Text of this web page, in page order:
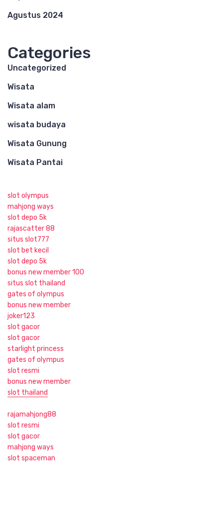
Agustus 2024
Categories
Uncategorized
Wisata
Wisata alam
wisata budaya
Wisata Gunung
Wisata Pantai
slot olympus
mahjong ways
slot depo 5k
rajascatter 88
situs slot777
slot bet kecil
slot depo 5k
bonus new member 100
situs slot thailand
gates of olympus
bonus new member
joker123
slot gacor
slot gacor
starlight princess
gates of olympus
slot resmi
bonus new member
slot thailand
rajamahjong88
slot resmi
slot gacor
mahjong ways
slot spaceman